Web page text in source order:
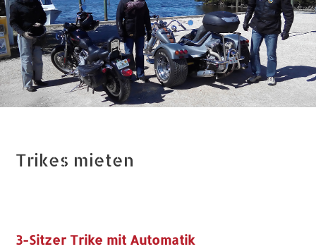
Trikes mieten
3-Sitzer Trike mit Automatik